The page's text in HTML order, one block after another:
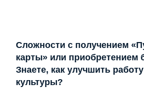
Сложности с получением
карты» или приобретением
Знаете, как улучшить
культуры?